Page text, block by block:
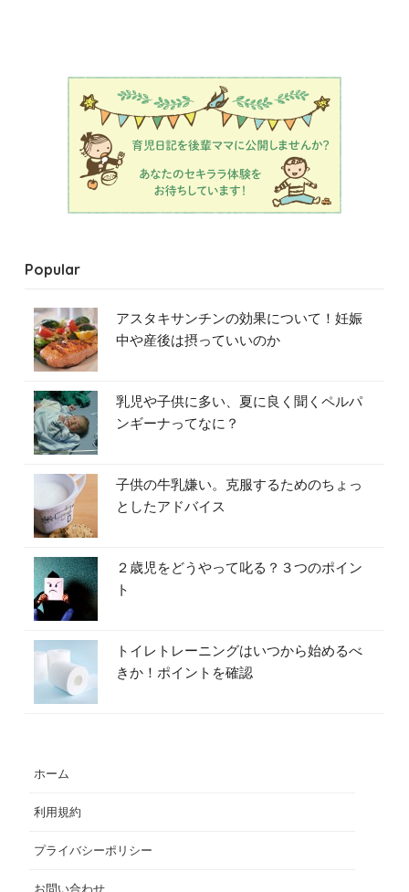
Popular
アスタキサンチンの効果について！妊娠
中や産後は摂っていいのか
乳児や子供に多い、夏に良く聞くペルパ
ンギーナってなに？
子供の牛乳嫌い。克服するためのちょっ
としたアドバイス
２歳児をどうやって叱る？３つのポイン
ト
トイレトレーニングはいつから始めるべ
きか！ポイントを確認
ホーム
利用規約
プライバシーポリシー
お問い合わせ